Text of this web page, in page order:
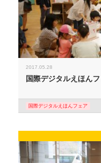
2017.05.28
国際デジタルえほん
国際デジタルえほんフェア